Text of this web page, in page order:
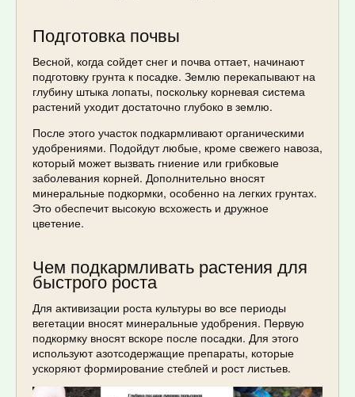
Подготовка почвы
Весной, когда сойдет снег и почва оттает, начинают
подготовку грунта к посадке. Землю перекапывают на
глубину штыка лопаты, поскольку корневая система
растений уходит достаточно глубоко в землю.
После этого участок подкармливают органическими
удобрениями. Подойдут любые, кроме свежего навоза,
который может вызвать гниение или грибковые
заболевания корней. Дополнительно вносят
минеральные подкормки, особенно на легких грунтах.
Это обеспечит высокую всхожесть и дружное
цветение.
Чем подкармливать растения для
быстрого роста
Для активизации роста культуры во все периоды
вегетации вносят минеральные удобрения. Первую
подкормку вносят вскоре после посадки. Для этого
используют азотсодержащие препараты, которые
ускоряют формирование стеблей и рост листьев.